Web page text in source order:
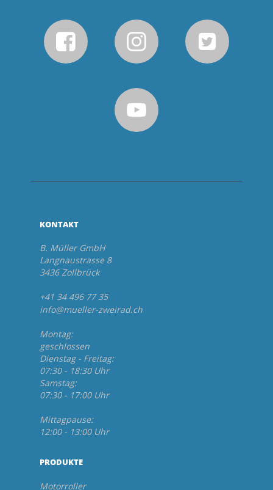
KONTAKT
B. Müller GmbH
Langnaustrasse 8
3436 Zollbrück
+41 34 496 77 35
info@mueller-zweirad.ch
Montag:
geschlossen
Dienstag - Freitag:
07:30 - 18:30 Uhr
Samstag:
07:30 - 17:00 Uhr
Mittagpause:
12:00 - 13:00 Uhr
PRODUKTE
Motorroller